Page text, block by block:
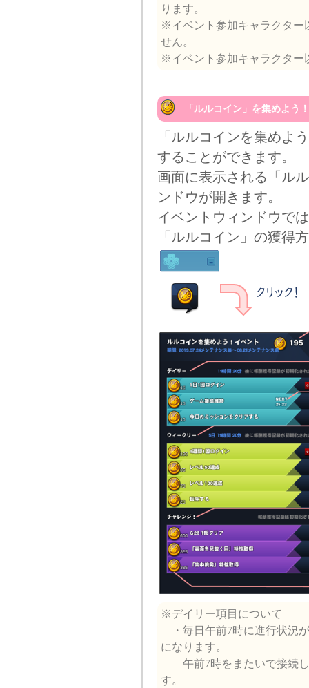
ります。
※イベント参加キャラクター
せん。
※イベント参加キャラクター
「ルルコイン」を集めよう！
「ルルコインを集めよ
することができます。
画面に表示される「ル
ンドウが開きます。
イベントウィンドウで
「ルルコイン」の獲得
※デイリー項目について
・毎日午前7時に進行状況
になります。
午前7時をまたいで接続し
す。